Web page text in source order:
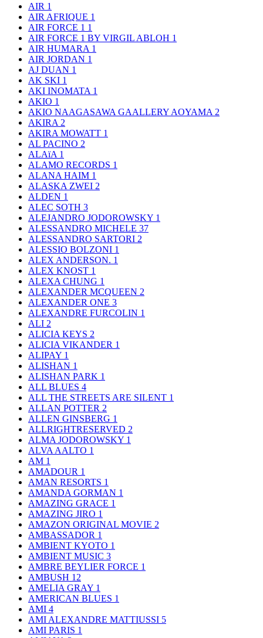
AIR 1
AIR AFRIQUE 1
AIR FORCE 1 1
AIR FORCE 1 BY VIRGIL ABLOH 1
AIR HUMARA 1
AIR JORDAN 1
AJ DUAN 1
AK SKI 1
AKI INOMATA 1
AKIO 1
AKIO NAAGASAWA GAALLERY AOYAMA 2
AKIRA 2
AKIRA MOWATT 1
AL PACINO 2
ALAïA 1
ALAMO RECORDS 1
ALANA HAIM 1
ALASKA ZWEI 2
ALDEN 1
ALEC SOTH 3
ALEJANDRO JODOROWSKY 1
ALESSANDRO MICHELE 37
ALESSANDRO SARTORI 2
ALESSIO BOLZONI 1
ALEX ANDERSON. 1
ALEX KNOST 1
ALEXA CHUNG 1
ALEXANDER MCQUEEN 2
ALEXANDER ONE 3
ALEXANDRE FURCOLIN 1
ALI 2
ALICIA KEYS 2
ALICIA VIKANDER 1
ALIPAY 1
ALISHAN 1
ALISHAN PARK 1
ALL BLUES 4
ALL THE STREETS ARE SILENT 1
ALLAN POTTER 2
ALLEN GINSBERG 1
ALLRIGHTRESERVED 2
ALMA JODOROWSKY 1
ALVA AALTO 1
AM 1
AMADOUR 1
AMAN RESORTS 1
AMANDA GORMAN 1
AMAZING GRACE 1
AMAZING JIRO 1
AMAZON ORIGINAL MOVIE 2
AMBASSADOR 1
AMBIENT KYOTO 1
AMBIENT MUSIC 3
AMBRE BEYLIER FORCE 1
AMBUSH 12
AMELIA GRAY 1
AMERICAN BLUES 1
AMI 4
AMI ALEXANDRE MATTIUSSI 5
AMI PARIS 1